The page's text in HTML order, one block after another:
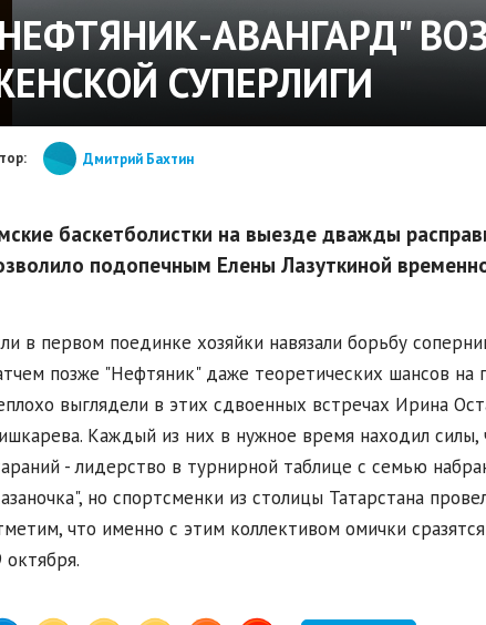
АВАНГАРД"
СУПЕРЛИГИ
Дмитрий Бахтин
баскетболистки на выезде дважды
подопечным Елены Лазуткиной
в первом поединке хозяйки навязали борьбу
позже "Нефтяник" даже теоретических шансов на
выглядели в этих сдвоенных встречах Ирина
Каждый из них в нужное время находил силы,
- лидерство в турнирной таблице с семью
но спортсменки из столицы Татарстана
что именно с этим коллективом омички
октября.